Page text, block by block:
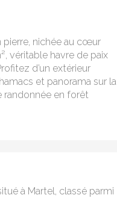
pierre, nichée au cœur
véritable havre de paix
d’un extérieur
et panorama sur la
randonnée en forêt
à Martel, classé parmi